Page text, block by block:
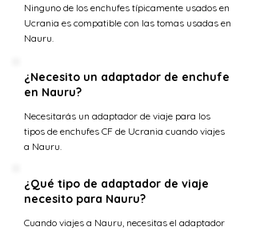
Ninguno de los enchufes típicamente usados en
Ucrania es compatible con las tomas usadas en
Nauru.
¿Necesito un adaptador de enchufe
en Nauru?
Necesitarás un adaptador de viaje para los
tipos de enchufes CF de Ucrania cuando viajes
a Nauru.
¿Qué tipo de adaptador de viaje
necesito para Nauru?
Cuando viajes a Nauru, necesitas el adaptador